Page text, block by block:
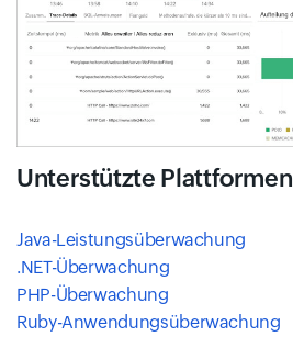
Unterstützte Plattformen
Java-Leistungsüberwachung
.NET-Überwachung
PHP-Überwachung
Ruby-Anwendungsüberwachung